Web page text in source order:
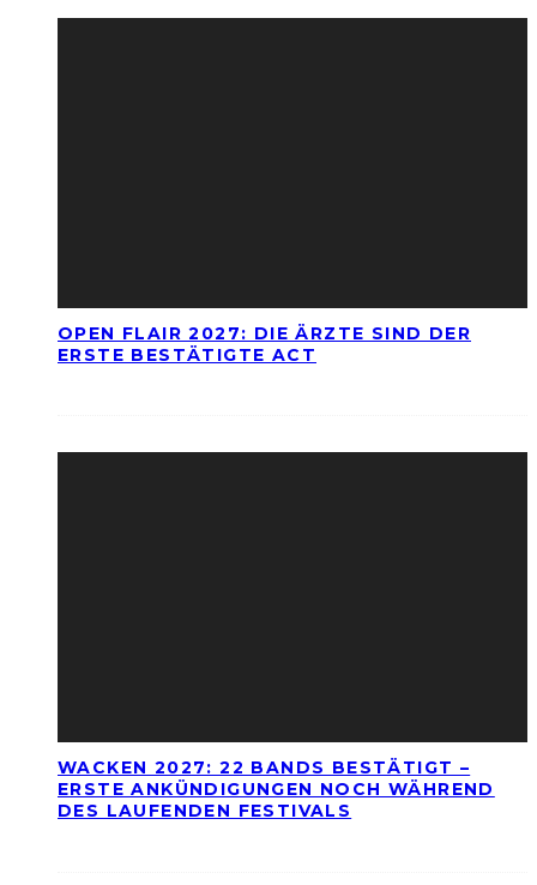
OPEN FLAIR 2027: DIE ÄRZTE SIND DER
ERSTE BESTÄTIGTE ACT
WACKEN 2027: 22 BANDS BESTÄTIGT –
ERSTE ANKÜNDIGUNGEN NOCH WÄHREND
DES LAUFENDEN FESTIVALS